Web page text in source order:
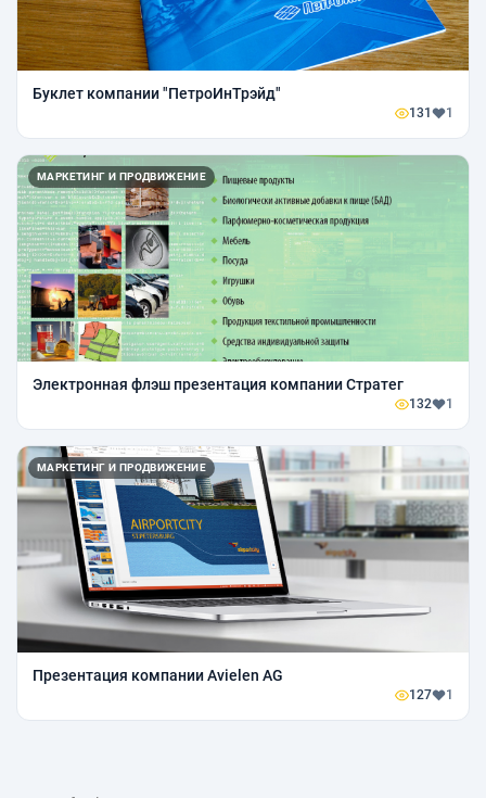
Буклет компании "ПетроИнТрэйд"
131 1
МАРКЕТИНГ И ПРОДВИЖЕНИЕ
Электронная флэш презентация компании Стратег
132 1
МАРКЕТИНГ И ПРОДВИЖЕНИЕ
Презентация компании Avielen AG
127 1